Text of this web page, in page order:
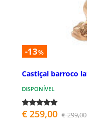
-13%
Castiçal barroco
DISPONÍVEL
€ 259,00 € 299,00